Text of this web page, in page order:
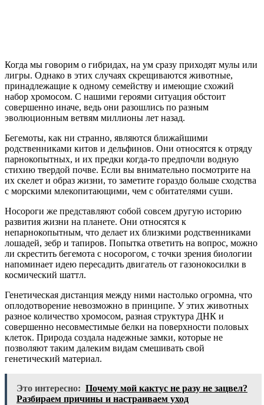
Когда мы говорим о гибридах, на ум сразу приходят мулы или
лигры. Однако в этих случаях скрещиваются животные,
принадлежащие к одному семейству и имеющие схожий
набор хромосом. С нашими героями ситуация обстоит
совершенно иначе, ведь они разошлись по разным
эволюционным ветвям миллионы лет назад.
Бегемоты, как ни странно, являются ближайшими
родственниками китов и дельфинов. Они относятся к отряду
парнокопытных, и их предки когда-то предпочли водную
стихию твердой почве. Если вы внимательно посмотрите на
их скелет и образ жизни, то заметите гораздо больше сходства
с морскими млекопитающими, чем с обитателями суши.
Носороги же представляют собой совсем другую историю
развития жизни на планете. Они относятся к
непарнокопытным, что делает их близкими родственниками
лошадей, зебр и тапиров. Попытка ответить на вопрос, можно
ли скрестить бегемота с носорогом, с точки зрения биологии
напоминает идею пересадить двигатель от газонокосилки в
космический шаттл.
Генетическая дистанция между ними настолько огромна, что
оплодотворение невозможно в принципе. У этих животных
разное количество хромосом, разная структура ДНК и
совершенно несовместимые белки на поверхности половых
клеток. Природа создала надежные замки, которые не
позволяют таким далеким видам смешивать свой
генетический материал.
Это интересно: Почему мой кактус не разу не зацвел?
Разбираем причины и настраиваем уход